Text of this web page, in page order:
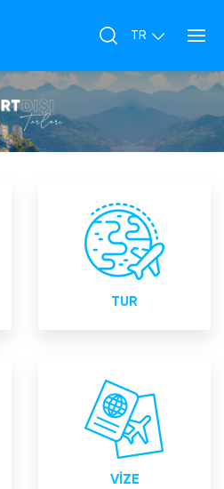
TUR
Yurtiçi ve Yurtdışı Turlar
VİZE
Konsoloslukların Yetkili ve
Akredite Kurumu